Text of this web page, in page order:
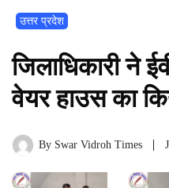
उत्तर प्रदेश
जिलाधिकारी ने
वेयर हाउस का
By Swar Vidroh Times